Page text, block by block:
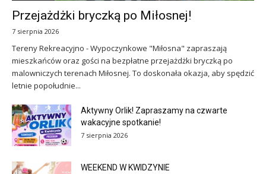
Przejażdżki bryczką po Miłosnej!
7 sierpnia 2026
Tereny Rekreacyjno - Wypoczynkowe "Miłosna" zapraszają
mieszkańców oraz gości na bezpłatne przejażdżki bryczką po
malowniczych terenach Miłosnej. To doskonała okazja, aby spędzić
letnie popołudnie...
Aktywny Orlik! Zapraszamy na czwarte
wakacyjne spotkanie!
7 sierpnia 2026
WEEKEND W KWIDZYNIE